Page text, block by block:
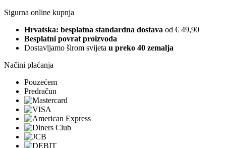
Sigurna online kupnja
Hrvatska: besplatna standardna dostava od € 49,90
Besplatni povrat proizvoda
Dostavljamo širom svijeta u preko 40 zemalja
Načini plaćanja
Pouzećem
Predračun